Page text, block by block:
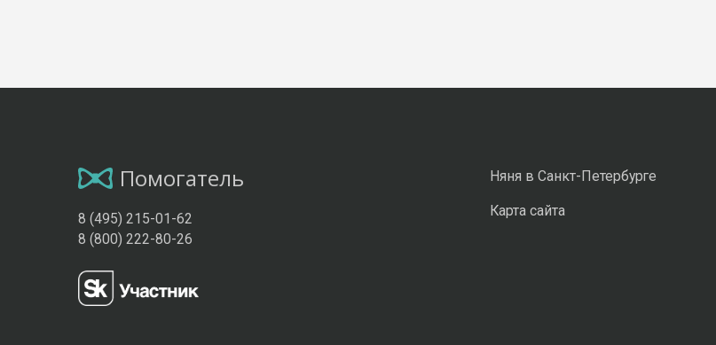
Помогатель
8 (495) 215-01-62
8 (800) 222-80-26
Няня в Санкт-Петербурге
Карта сайта